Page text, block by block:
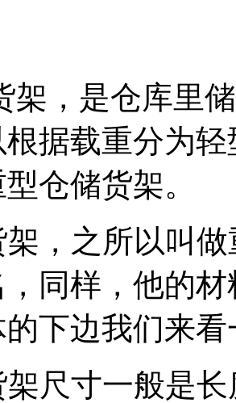
，是仓库里
据载重分为
仓储货架。
架，之所以叫
同样，他的
下边我们来看
架尺寸一般是